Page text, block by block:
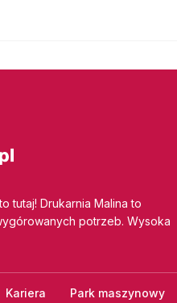
tutaj! Drukarnia Malina to
potrzeb. Wysoka
Kariera Park maszynowy